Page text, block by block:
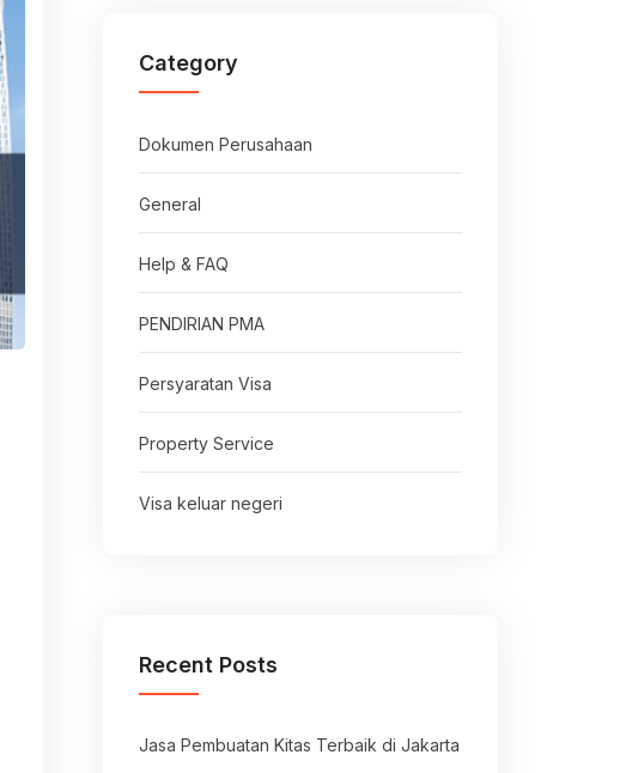
Category
Dokumen Perusahaan
General
Help & FAQ
PENDIRIAN PMA
Persyaratan Visa
Property Service
Visa keluar negeri
Recent Posts
Jasa Pembuatan Kitas Terbaik di Jakarta